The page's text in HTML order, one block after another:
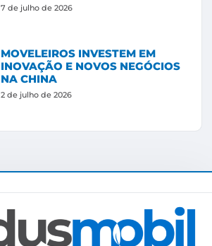
7 de julho de 2026
MOVELEIROS INVESTEM EM
INOVAÇÃO E NOVOS NEGÓCIOS
NA CHINA
2 de julho de 2026